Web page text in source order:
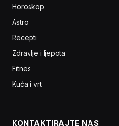
Horoskop
Astro
Recepti
Zdravlje i ljepota
Fitnes
Kuća i vrt
KONTAKTIRAJTE NAS